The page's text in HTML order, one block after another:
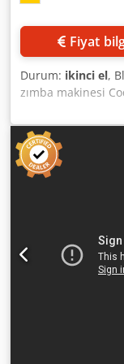
Fiyat
Durum: ikinci el,
zımba makinesi
Nagel Rinak, düz
için Elektrikli
için Yeni, hiç
zımbalaması: 4
Broşürler: 3
Masaüstü makine,
magazin
zımbalamasında)